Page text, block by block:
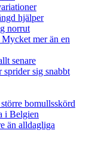
hjälper
norrut
mer än en
senare
sig snabbt
bomullsskörd
i Belgien
än alldagliga